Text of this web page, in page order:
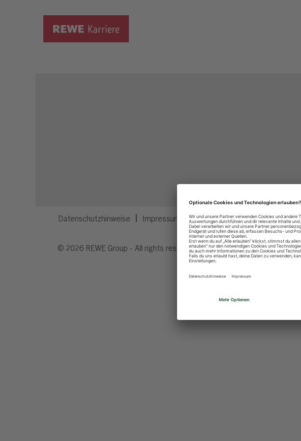
Datenschutzhinweise Impressum Privatsphäre-Einstellungen
© 2026 REWE Group - All rights reserved